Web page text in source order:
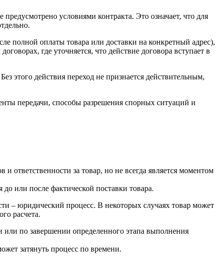
условиями контракта. Это означает, что для
полной оплаты товара или доставки на конкретный адрес),
где уточняется, что действие договора вступает в
этого действия переход не признается действительным,
передачи, способы разрешения спорных ситуаций и
ответственности за товар, но не всегда является моментом
или после фактической поставки товара.
– юридический процесс. В некоторых случаях товар может
расчета.
по завершении определенного этапа выполнения
затянуть процесс по времени.